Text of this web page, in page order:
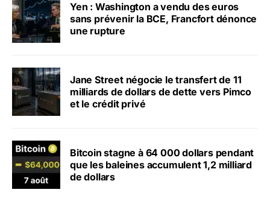
Yen : Washington a vendu des euros
sans prévenir la BCE, Francfort dénonce
une rupture
Jane Street négocie le transfert de 11
milliards de dollars de dette vers Pimco
et le crédit privé
Bitcoin stagne à 64 000 dollars pendant
que les baleines accumulent 1,2 milliard
de dollars